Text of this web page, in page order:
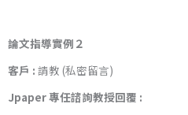
論文指導實例２
客戶 : 請教 (私密留言)
Jpaper 專任諮詢教授回覆 :